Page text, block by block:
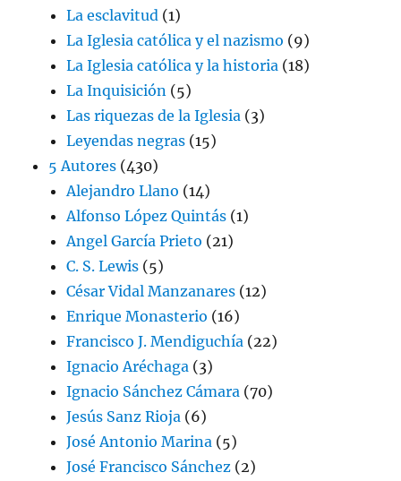
La esclavitud (1)
La Iglesia católica y el nazismo (9)
La Iglesia católica y la historia (18)
La Inquisición (5)
Las riquezas de la Iglesia (3)
Leyendas negras (15)
5 Autores (430)
Alejandro Llano (14)
Alfonso López Quintás (1)
Angel García Prieto (21)
C. S. Lewis (5)
César Vidal Manzanares (12)
Enrique Monasterio (16)
Francisco J. Mendiguchía (22)
Ignacio Aréchaga (3)
Ignacio Sánchez Cámara (70)
Jesús Sanz Rioja (6)
José Antonio Marina (5)
José Francisco Sánchez (2)